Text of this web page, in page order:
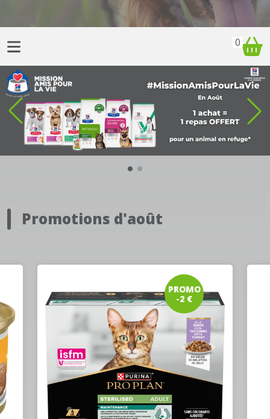
0
Promotions d'août
PROMO
-2 €